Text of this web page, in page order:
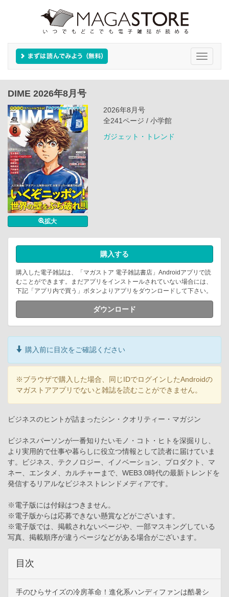
Toggle
DIME 2026年8月号
拡大
2026年8月号
全241ページ / 小学館
ガジェット・トレンド
購入する
購入した電子雑誌は、「マガストア 電子雑誌書店」Androidアプリで読
むことができます。まだアプリをインストールされていない場合には、
下記「アプリ内で買う」ボタンよりアプリをダウンロードして下さい。
ダウンロード
購入前に目次をご確認ください
※ブラウザで購入した場合、同じIDでログインしたAndroidの
マガストアアプリでないと雑誌を読むことができません。
ビジネスのヒントが詰まったシン・クオリティー・マガジン
ビジネスパーソンが一番知りたいモノ・コト・ヒトを深掘りし、
より実用的で仕事や暮らしに役立つ情報として読者に届けていま
す。ビジネス、テクノロジー、イノベーション、プロダクト、マ
ネー、エンタメ、カルチャーまで、WEB3.0時代の最新トレンドを
発信するリアルなビジネストレンドメディアです。
※電子版には付録はつきません。
※電子版からは応募できない懸賞などがございます。
※電子版では、掲載されないページや、一部マスキングしている
写真、掲載順序が違うページなどがある場合がございます。
目次
手のひらサイズの冷房革命！進化系ハンディファンは酷暑シ